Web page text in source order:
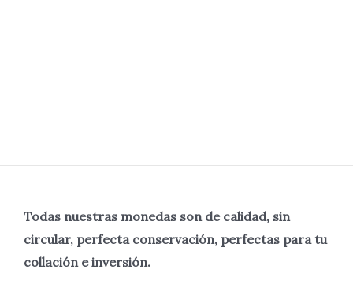
Todas nuestras monedas son de calidad, sin
circular, perfecta conservación, perfectas para tu
collación e inversión.